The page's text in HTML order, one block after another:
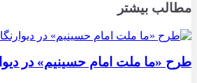
مطالب بیشتر
طرح «ما ملت امام حسینیم» در